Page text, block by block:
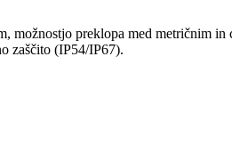
preklopa med metričnim
zaščito (IP54/IP67).